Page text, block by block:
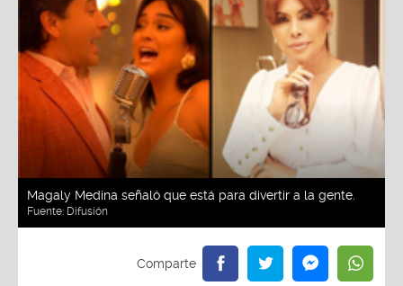
Magaly Medina señaló que está para divertir a la gente.
Fuente: Difusión